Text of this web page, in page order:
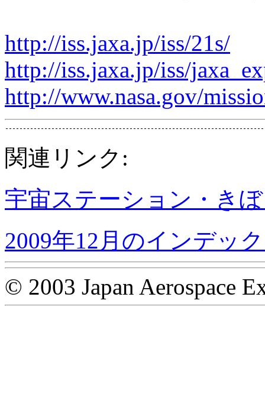
http://iss.jaxa.jp/iss/21s/
http://iss.jaxa.jp/iss/
http://www.nasa.gov/
関連リンク:
宇宙ステーション・き
2009年12月のインデッ
© 2003 Japan Aerospace